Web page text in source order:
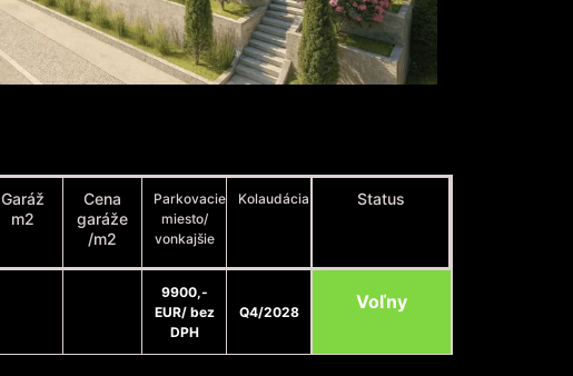
Garáž
m2
Cena
garáže
/m2
Parkovacie
miesto/
vonkajšie
Kolaudácia Status
9900,-
EUR/ bez
DPH
Q4/2028 Voľny